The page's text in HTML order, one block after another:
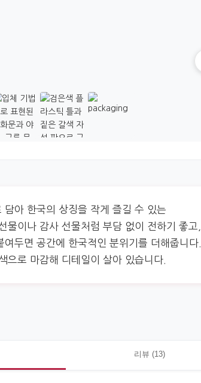
담아 한국의 상징을 작게 즐길 수 있는
물이나 감사 선물처럼 부담 없이 전하기 좋고,
여두면 공간에 한국적인 분위기를 더해줍니다.
으로 마감해 디테일이 살아 있습니다.
리뷰 (13)